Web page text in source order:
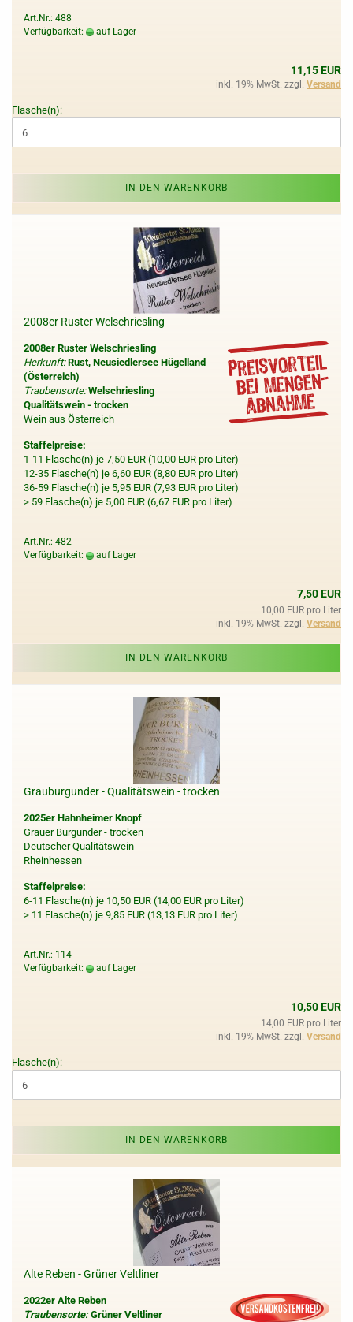
Art.Nr.: 488
Verfügbarkeit:
auf Lager
11,15 EUR
inkl. 19% MwSt. zzgl. Versand
Flasche(n):
IN DEN WARENKORB
2008er Ruster Welschriesling
2008er Ruster Welschriesling
Herkunft: Rust, Neusiedlersee Hügelland
(Österreich)
Traubensorte: Welschriesling
Qualitätswein - trocken
Wein aus Österreich
Staffelpreise:
1-11 Flasche(n) je 7,50 EUR (10,00 EUR pro Liter)
12-35 Flasche(n) je 6,60 EUR (8,80 EUR pro Liter)
36-59 Flasche(n) je 5,95 EUR (7,93 EUR pro Liter)
> 59 Flasche(n) je 5,00 EUR (6,67 EUR pro Liter)
Art.Nr.: 482
Verfügbarkeit:
auf Lager
7,50 EUR
10,00 EUR pro Liter
inkl. 19% MwSt. zzgl. Versand
IN DEN WARENKORB
Grauburgunder - Qualitätswein - trocken
2025er Hahnheimer Knopf
Grauer Burgunder - trocken
Deutscher Qualitätswein
Rheinhessen
Staffelpreise:
6-11 Flasche(n) je 10,50 EUR (14,00 EUR pro Liter)
> 11 Flasche(n) je 9,85 EUR (13,13 EUR pro Liter)
Art.Nr.: 114
Verfügbarkeit:
auf Lager
10,50 EUR
14,00 EUR pro Liter
inkl. 19% MwSt. zzgl. Versand
Flasche(n):
IN DEN WARENKORB
Alte Reben - Grüner Veltliner
2022er Alte Reben
Traubensorte:Grüner Veltliner